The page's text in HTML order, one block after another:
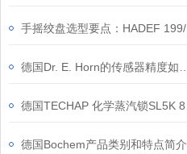
德国Bochem产品类别和特点简介